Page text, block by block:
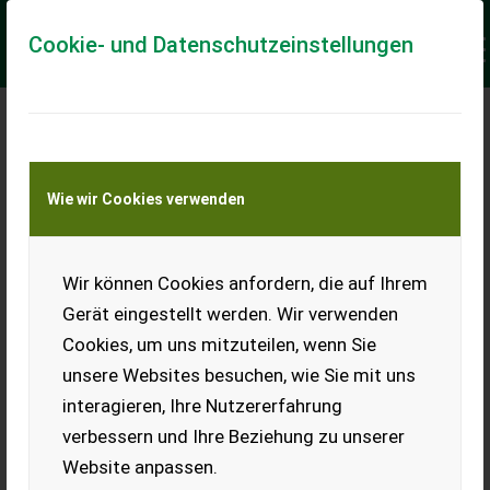
Cookie- und Datenschutzeinstellungen
Wie wir Cookies verwenden
Wir können Cookies anfordern, die auf Ihrem
Gerät eingestellt werden. Wir verwenden
Cookies, um uns mitzuteilen, wenn Sie
unsere Websites besuchen, wie Sie mit uns
interagieren, Ihre Nutzererfahrung
verbessern und Ihre Beziehung zu unserer
Website anpassen.
Meine Transportkostenanfrage
Transport von Land- und Baumaschinen –
KEINE Tiertransporte
Ladeort
Ort